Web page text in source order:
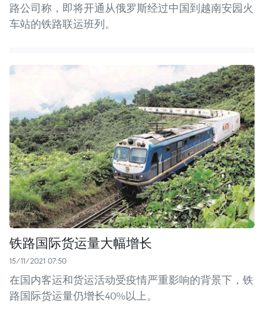
路公司称，即将开通从俄罗斯经过中国到越南安园火
车站的铁路联运班列。
铁路国际货运量大幅增长
15/11/2021 07:50
在国内客运和货运活动受疫情严重影响的背景下，铁
路国际货运量仍增长40%以上。